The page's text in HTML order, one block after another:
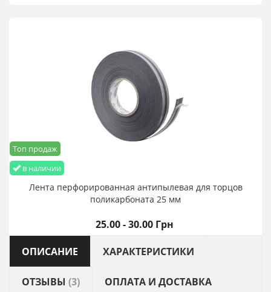
в наличии
Топ продаж
Лента перфорированная антипылевая для торцов
поликарбоната 25 мм
25.00 - 30.00 Грн
ОПИСАНИЕ ХАРАКТЕРИСТИКИ
ОТЗЫВЫ (3) ОПЛАТА И ДОСТАВКА